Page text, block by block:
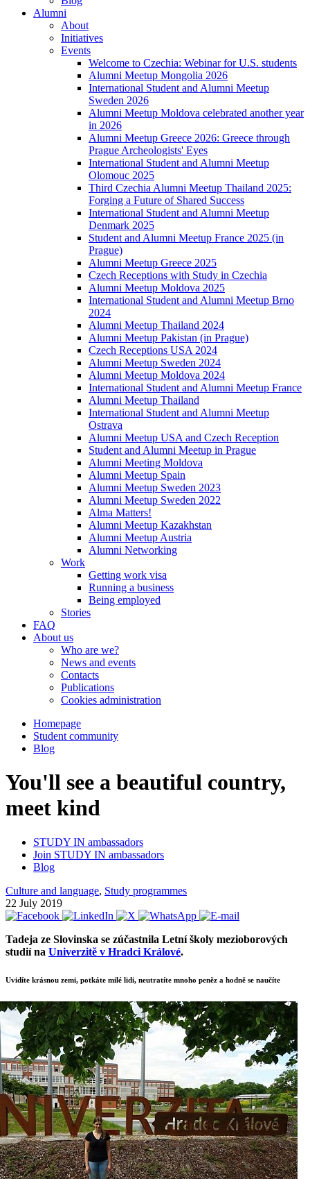
Alumni
About
Initiatives
Events
Welcome to Czechia: Webinar for U.S. students
Alumni Meetup Mongolia 2026
International Student and Alumni Meetup
Sweden 2026
Alumni Meetup Moldova celebrated another year
in 2026
Alumni Meetup Greece 2026: Greece through
Prague Archeologists' Eyes
International Student and Alumni Meetup
Olomouc 2025
Third Czechia Alumni Meetup Thailand 2025:
Forging a Future of Shared Success
International Student and Alumni Meetup
Denmark 2025
Student and Alumni Meetup France 2025 (in
Prague)
Alumni Meetup Greece 2025
Czech Receptions with Study in Czechia
Alumni Meetup Moldova 2025
International Student and Alumni Meetup Brno
2024
Alumni Meetup Thailand 2024
Alumni Meetup Pakistan (in Prague)
Czech Receptions USA 2024
Alumni Meetup Sweden 2024
Alumni Meetup Moldova 2024
International Student and Alumni Meetup France
Alumni Meetup Thailand
International Student and Alumni Meetup
Ostrava
Alumni Meetup USA and Czech Reception
Student and Alumni Meetup in Prague
Alumni Meeting Moldova
Alumni Meetup Spain
Alumni Meetup Sweden 2023
Alumni Meetup Sweden 2022
Alma Matters!
Alumni Meetup Kazakhstan
Alumni Meetup Austria
Alumni Networking
Work
Getting work visa
Running a business
Being employed
Stories
FAQ
About us
Who are we?
News and events
Contacts
Publications
Cookies administration
Homepage
Student community
Blog
You'll see a beautiful country,
meet kind
STUDY IN ambassadors
Join STUDY IN ambassadors
Blog
Culture and language, Study programmes
22 July 2019
Tadeja ze Slovinska se zúčastnila Letní školy mezioborových
studií na Univerzitě v Hradci Králové.
Uvidíte krásnou zemi, potkáte milé lidi, neutratíte mnoho peněz a hodně se naučíte